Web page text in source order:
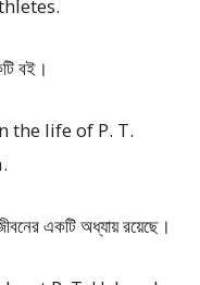
বই।
the life of P. T.
একটি অধ্যায় রয়েছে।